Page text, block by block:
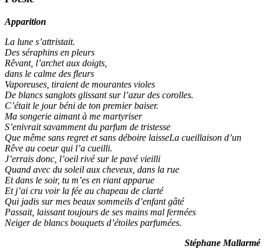
Apparition
La lune s’attristait.
Des séraphins en pleurs
Rêvant, l’archet aux doigts,
dans le calme des fleurs
Vaporeuses, tiraient de mourantes violes
De blancs sanglots glissant sur l’azur des corolles.
C’était le jour béni de ton premier baiser.
Ma songerie aimant à me martyriser
S’enivrait savamment du parfum de tristesse
Que même sans regret et sans déboire laisseLa cueillaison d’un
Rêve au coeur qui l’a cueilli.
J’errais donc, l’oeil rivé sur le pavé vieilli
Quand avec du soleil aux cheveux, dans la rue
Et dans le soir, tu m’es en riant apparue
Et j’ai cru voir la fée au chapeau de clarté
Qui jadis sur mes beaux sommeils d’enfant gâté
Passait, laissant toujours de ses mains mal fermées
Neiger de blancs bouquets d’étoiles parfumées.
Stéphane Mallarmé